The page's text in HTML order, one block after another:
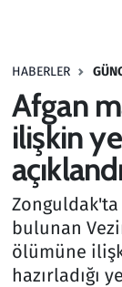
HABERLER
Afgan
ilişkin
bulunan
ölümüne
hazırladığı
Haber
Kültür
Kurumsal
Lezzet
Memur